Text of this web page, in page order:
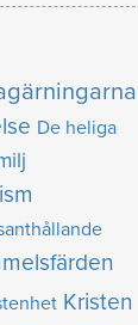
De heliga
Kristen